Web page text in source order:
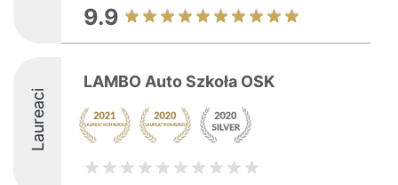
9.9
Laureaci
LAMBO Auto Szkoła OSK